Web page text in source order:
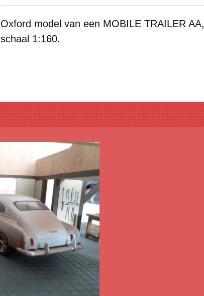
Oxford model van een MOBILE TRAILER AA,
schaal 1:160.